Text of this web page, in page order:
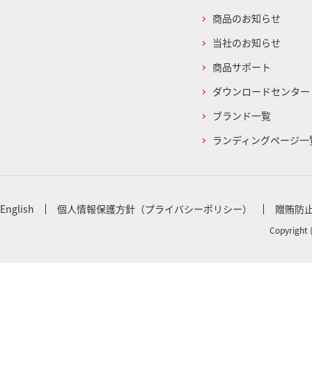
商品のお知らせ
当社のお知らせ
商品サポート
ダウンロードセンター
ブランド一覧
ランディングページ一
English 個人情報保護方針（プライバシーポリシー） 贈賄防
Copyright